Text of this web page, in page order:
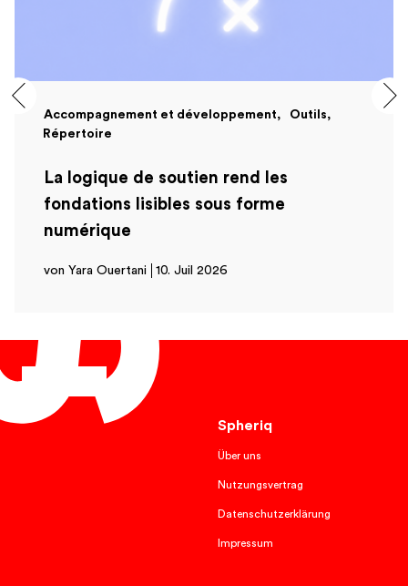
Accompagnement et développement
Outils
Répertoire
La logique de soutien rend les
fondations lisibles sous forme
numérique
von Yara Ouertani 10. Juil 2026
Spheriq
Über uns
Nutzungsvertrag
Datenschutzerklärung
Impressum